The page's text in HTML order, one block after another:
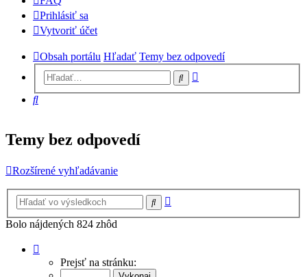
Prihlásiť sa
Vytvoriť účet
Obsah portálu Hľadať Temy bez odpovedí
Hľadať
Hľadať
Temy bez odpovedí
Rozšírené vyhľadávanie
Hľadať
Bolo nájdených 824 zhôd
Prejsť na stránku: